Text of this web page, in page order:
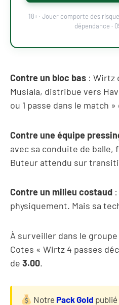
18+ · Jouer comporte des
dépendance ·
Contre un bloc bas : Wirtz
Musiala, distribue vers
ou 1 passe dans le match
Contre une équipe
avec sa conduite de balle,
Buteur attendu sur
Contre un milieu costaud
physiquement. Mais sa
À surveiller dans le groupe
Cotes « Wirtz 4 passes
de 3.00.
Notre Pack Gold